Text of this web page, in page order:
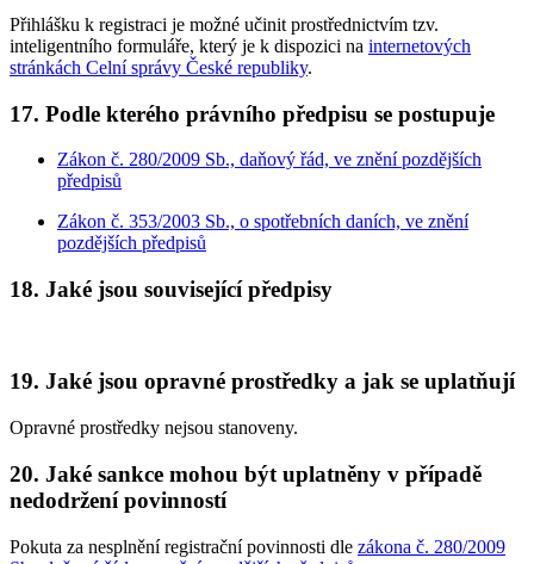
Přihlášku k registraci je možné učinit prostřednictvím tzv.
inteligentního formuláře, který je k dispozici na internetových
stránkách Celní správy České republiky.
17. Podle kterého právního předpisu se postupuje
Zákon č. 280/2009 Sb., daňový řád, ve znění pozdějších
předpisů
Zákon č. 353/2003 Sb., o spotřebních daních, ve znění
pozdějších předpisů
18. Jaké jsou související předpisy
19. Jaké jsou opravné prostředky a jak se uplatňují
Opravné prostředky nejsou stanoveny.
20. Jaké sankce mohou být uplatněny v případě
nedodržení povinností
Pokuta za nesplnění registrační povinnosti dle zákona č. 280/2009